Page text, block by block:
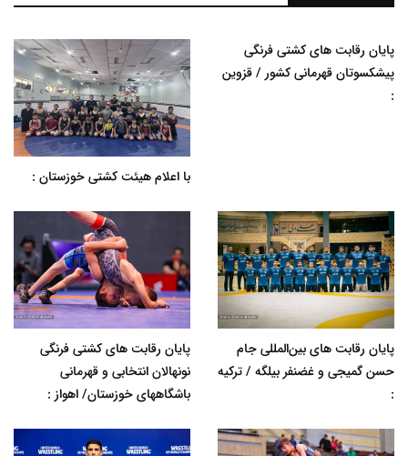
پایان رقابت های کشتی فرنگی
پیشکسوتان قهرمانی کشور / قزوین
:
با اعلام هیئت کشتی خوزستان :
پایان رقابت های بین‌المللی جام
حسن گمیجی و غضنفر بیلگه / ترکیه
:
پایان رقابت های کشتی فرنگی
نونهالان انتخابی و قهرمانی
باشگاههای خوزستان/ اهواز :